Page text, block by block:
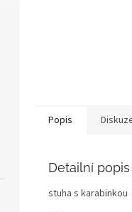
Popis
Detailní
stuha s karabinkou